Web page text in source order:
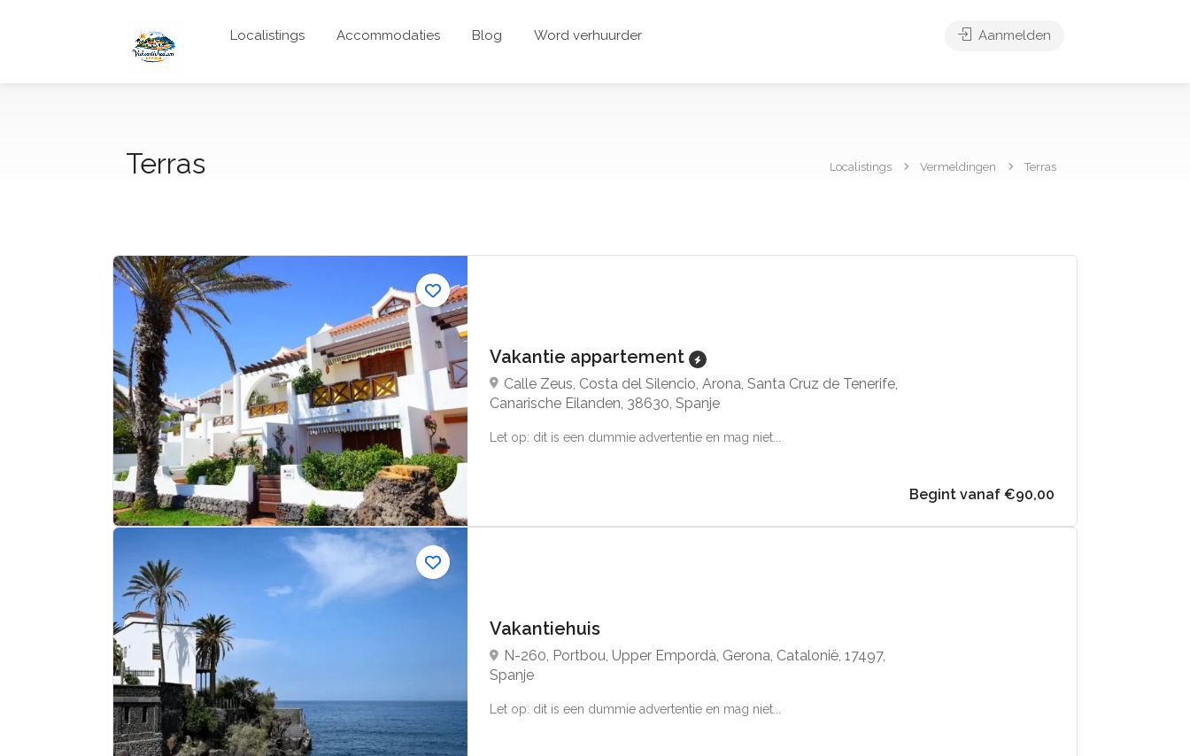
Localistings Accommodaties Blog Word verhuurder Aanmelden
Terras Localistings Vermeldingen Terras
Vakantie appartement
Calle Zeus, Costa del Silencio, Arona, Santa Cruz de Tenerife,
Canarische Eilanden, 38630, Spanje
Let op: dit is een dummie advertentie en mag niet...
Begint vanaf €90,00
Vakantiehuis
N-260, Portbou, Upper Empordà, Gerona, Catalonië, 17497,
Spanje
Let op: dit is een dummie advertentie en mag niet...